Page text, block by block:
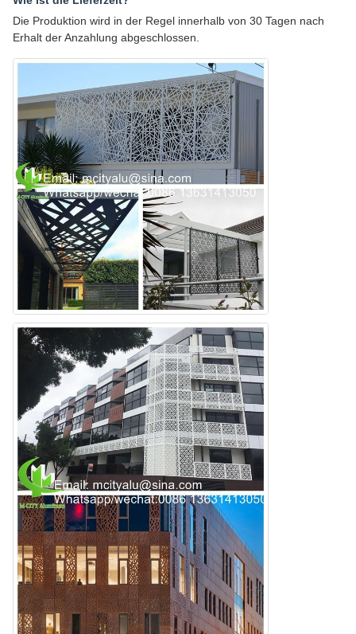
Die Produktion wird in der Regel innerhalb von 30 Tagen nach
Erhalt der Anzahlung abgeschlossen.